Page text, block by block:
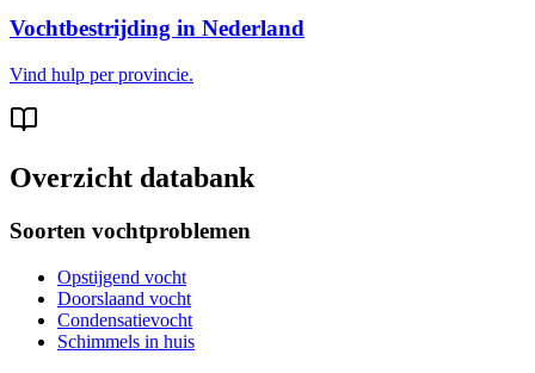
Vochtbestrijding in Nederland
Vind hulp per provincie.
Overzicht databank
Soorten vochtproblemen
Opstijgend vocht
Doorslaand vocht
Condensatievocht
Schimmels in huis